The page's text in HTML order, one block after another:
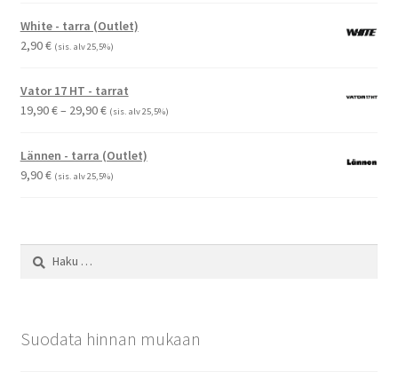
-
2,90 €
White - tarra (Outlet)
2,90€ (sis. alv 25,5%)
Vator 17 HT - tarrat
19,90€– 29,90€Hintaluokka:
-
29,90 €
(sis. alv 25,5%)
Lännen - tarra (Outlet)
9,90€ (sis. alv 25,5%)
Suodata hinnan mukaan